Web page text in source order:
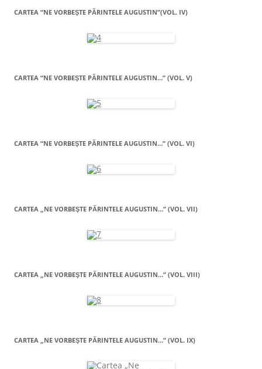
CARTEA “NE VORBEŞTE PĂRINTELE AUGUSTIN”(VOL. IV)
CARTEA “NE VORBEŞTE PĂRINTELE AUGUSTIN…” (VOL. V)
CARTEA “NE VORBEŞTE PĂRINTELE AUGUSTIN…” (VOL. VI)
CARTEA „NE VORBEŞTE PĂRINTELE AUGUSTIN…” (VOL. VII)
CARTEA „NE VORBEŞTE PĂRINTELE AUGUSTIN…” (VOL. VIII)
CARTEA „NE VORBEŞTE PĂRINTELE AUGUSTIN…” (VOL. IX)